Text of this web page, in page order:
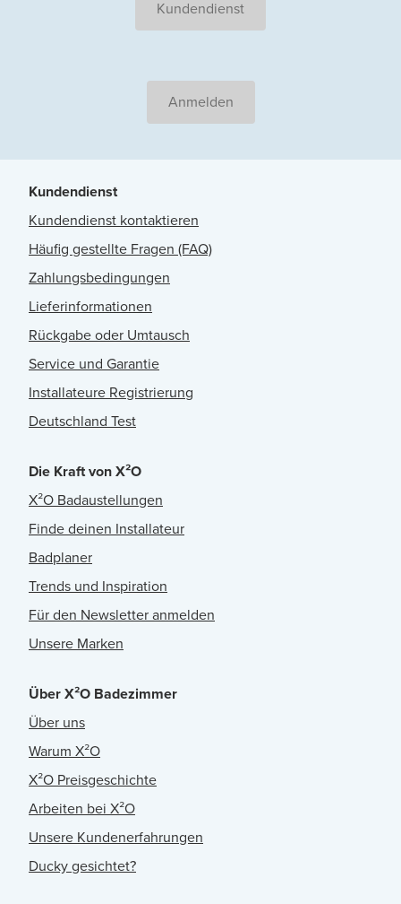
Kundendienst
Anmelden
Kundendienst
Kundendienst kontaktieren
Häufig gestellte Fragen (FAQ)
Zahlungsbedingungen
Lieferinformationen
Rückgabe oder Umtausch
Service und Garantie
Installateure Registrierung
Deutschland Test
Die Kraft von X²O
X²O Badaustellungen
Finde deinen Installateur
Badplaner
Trends und Inspiration
Für den Newsletter anmelden
Unsere Marken
Über X²O Badezimmer
Über uns
Warum X²O
X²O Preisgeschichte
Arbeiten bei X²O
Unsere Kundenerfahrungen
Ducky gesichtet?